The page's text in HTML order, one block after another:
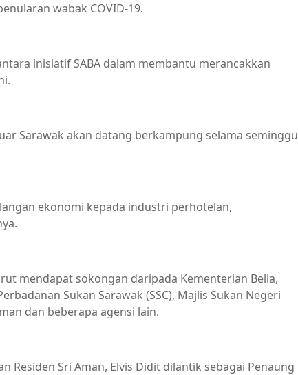
wabak COVID-19.
inisiatif SABA dalam membantu merancakkan
Sarawak akan datang berkampung selama seminggu
ekonomi kepada industri perhotelan,
mendapat sokongan daripada Kementerian Belia,
Sukan Sarawak (SSC), Majlis Sukan Negeri
dan beberapa agensi lain.
Residen Sri Aman, Elvis Didit dilantik sebagai Penaung